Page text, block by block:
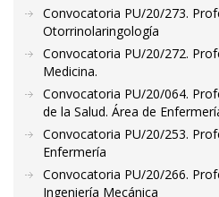
Convocatoria PU/20/273.
Otorrinolaringología
Convocatoria PU/20/272.
Medicina.
Convocatoria PU/20/064.
de la Salud. Área de
Convocatoria PU/20/253.
Enfermería
Convocatoria PU/20/266.
Ingeniería Mecánica